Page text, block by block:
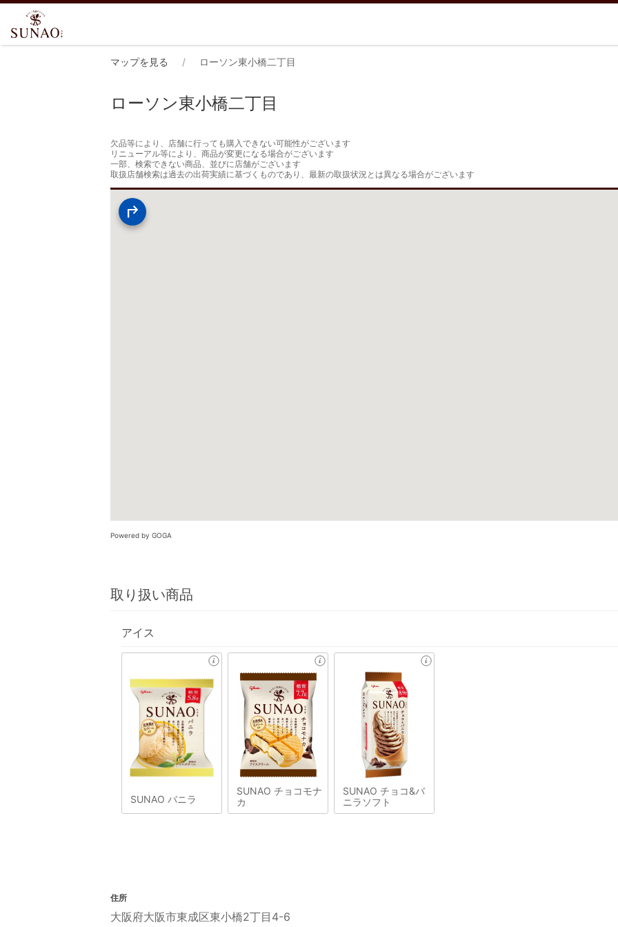
マップを見る ローソン東小橋二丁目
ローソン東小橋二丁目
欠品等により、店舗に行っても購入できない可能性がございます
リニューアル等により、商品が変更になる場合がございます
一部、検索できない商品、並びに店舗がございます
取扱店舗検索は過去の出荷実績に基づくものであり、最新の取扱状況とは異なる場合がございます
Powered by GOGA
取り扱い商品
アイス
SUNAO バニラ
SUNAO チョコモナ
カ
SUNAO チョコ&バ
ニラソフト
住所
大阪府大阪市東成区東小橋2丁目4-6